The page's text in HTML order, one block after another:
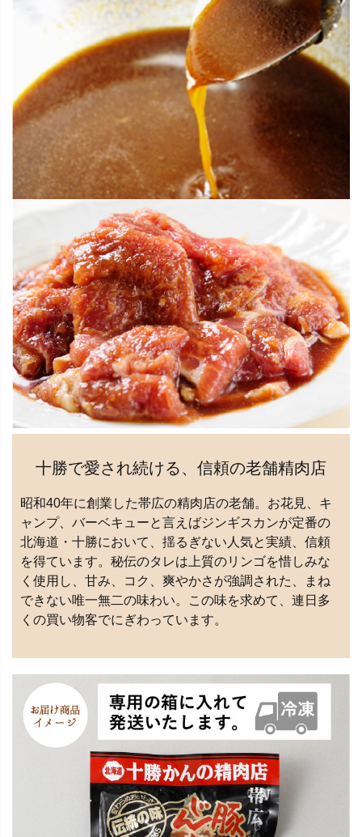
十勝で愛され続ける、信頼の老舗精肉店
昭和40年に創業した帯広の精肉店の老舗。お花見、キ
ャンプ、バーベキューと言えばジンギスカンが定番の
北海道・十勝において、揺るぎない人気と実績、信頼
を得ています。秘伝のタレは上質のリンゴを惜しみな
く使用し、甘み、コク、爽やかさが強調された、まね
できない唯一無二の味わい。この味を求めて、連日多
くの買い物客でにぎわっています。